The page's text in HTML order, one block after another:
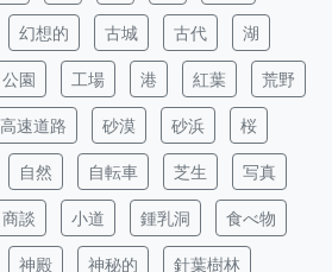
幻想的 古城 古代 湖
公園 工場 港 紅葉 荒野
高速道路 砂漠 砂浜 桜
自然 自転車 芝生 写真
商談 小道 鍾乳洞 食べ物
神殿 神秘的 針葉樹林